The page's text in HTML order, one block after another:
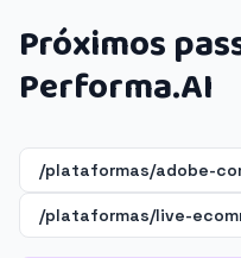
Próximos
Performa.AI
/plataformas/adobe-
/plataformas/live-